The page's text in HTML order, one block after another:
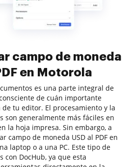
campo de moneda
en Motorola
es una parte integral de
de cuán importante
tu editor. El procesamiento y la
son generalmente más fáciles en
la hoja impresa. Sin embargo, a
campo de moneda USD al PDF en
laptop o a una PC. Este tipo de
con DocHub, ya que esta